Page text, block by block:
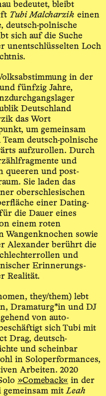
bedeutet, bleibt
Tubi Malcharzik einen
deutsch-­polnische
sich auf die Suche
unent­­schlüsselten Loch
in der
fünfzig Jahre,
Deutschland
das Wort
um gemeinsam
deutsch-polnische
aufzurollen. Durch
und
queeren und post­
Sie laden das
oberschlesischen
einer Dating-
die Dauer eines
einem roten
Wangenknochen sowie
Alexander berührt die
und
Erinnerungs­
Realität.
they/­them) lebt
Dramaturg*in und DJ
von auto­
sich Tubi mit
Drag, deutsch-
und scheinbar
in Solo­performances,
Arbeiten. 2020
»Comeback« in der
gemeinsam mitLeah